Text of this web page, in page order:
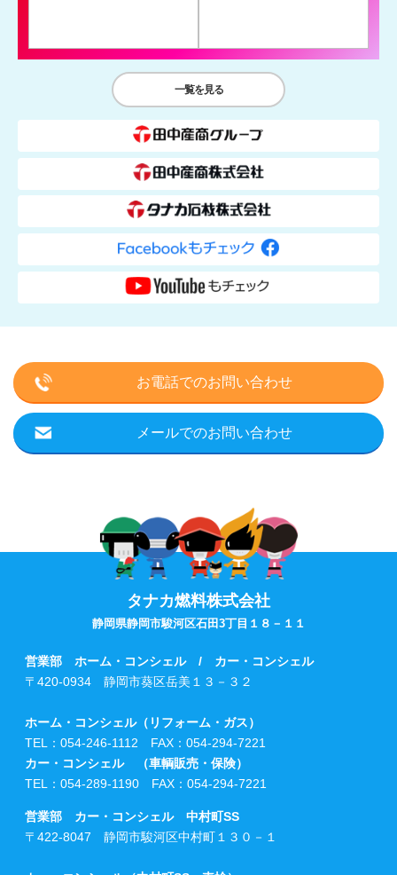
一覧を見る
お電話でのお問い合わせ
メールでのお問い合わせ
タナカ燃料株式会社
静岡県静岡市駿河区石田3丁目１８－１１
営業部 ホーム・コンシェル / カー・コンシェル
〒420-0934 静岡市葵区岳美１３－３２
ホーム・コンシェル（リフォーム・ガス）
TEL：054-246-1112 FAX：054-294-7221
カー・コンシェル （車輌販売・保険）
TEL：054-289-1190 FAX：054-294-7221
営業部 カー・コンシェル 中村町SS
〒422-8047 静岡市駿河区中村町１３０－１